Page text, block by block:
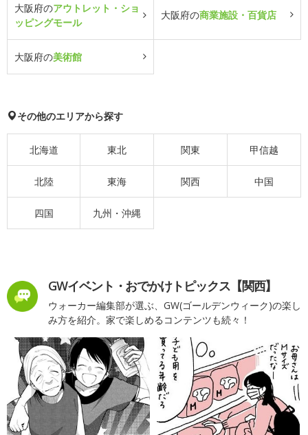
大阪府のアウトレット・ショ
ッピングモール
大阪府の商業施設・百貨店
大阪府の美術館
その他のエリアから探す
北海道 東北 関東 甲信越
北陸 東海 関西 中国
四国 九州・沖縄
GWイベント・おでかけトピックス【関西】
ウォーカー編集部が選ぶ、GW(ゴールデンウィーク)の楽し
み方を紹介。家で楽しめるコンテンツも続々！